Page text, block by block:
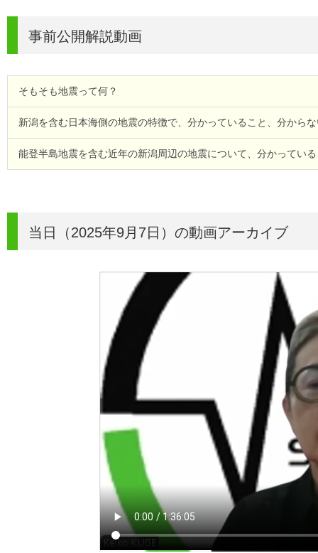
事前公開解説動画
そもそも地震って何？
新潟を含む日本海側の地震の特徴で、分かっていること、分から
能登半島地震を含む近年の新潟周辺の地震について、分かってい
当日（2025年9月7日）の動画アーカイブ